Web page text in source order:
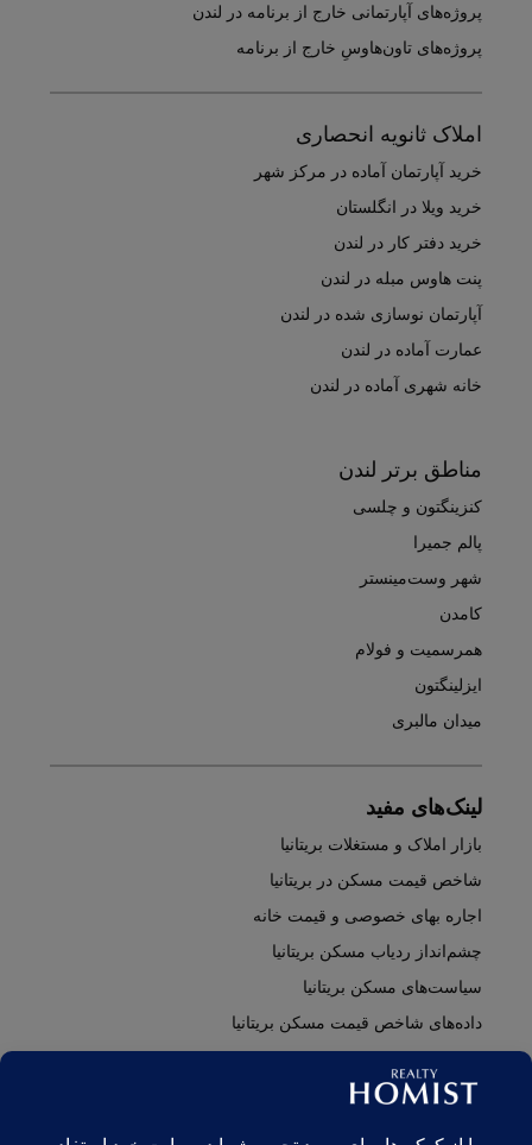
پروژه‌های آپارتمانی خارج از برنامه در لندن
پروژه‌های تاون‌هاوسِ خارج از برنامه
املاک ثانویه انحصاری
خرید آپارتمان آماده در مرکز شهر
خرید ویلا در انگلستان
خرید دفتر کار در لندن
پنت هاوس مبله در لندن
آپارتمان نوسازی شده در لندن
عمارت آماده در لندن
خانه شهری آماده در لندن
مناطق برتر لندن
کنزینگتون و چلسی
پالم جمیرا
شهر وست‌مینستر
کامدن
همرسمیت و فولام
ایزلینگتون
میدان مالبری
لینک‌های مفید
بازار املاک و مستغلات بریتانیا
شاخص قیمت مسکن در بریتانیا
اجاره بهای خصوصی و قیمت خانه
چشم‌انداز ردیاب مسکن بریتانیا
سیاست‌های مسکن بریتانیا
داده‌های شاخص قیمت مسکن بریتانیا
به‌روزرسانی‌های بازار املاک بریتانیا